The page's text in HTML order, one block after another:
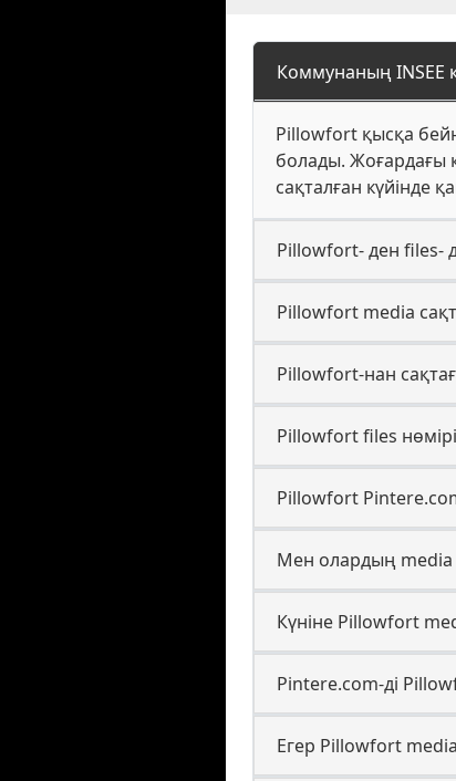
Коммунаның INSEE
Pillowfort қысқа
болады. Жоғардағы
сақталған күйінде
Pillowfort- ден files-
Pillowfort media
Pillowfort-нан
Pillowfort files
Pillowfort
Мен олардың media
Күніне Pillowfort
Pintere.com-ді
Егер Pillowfort media